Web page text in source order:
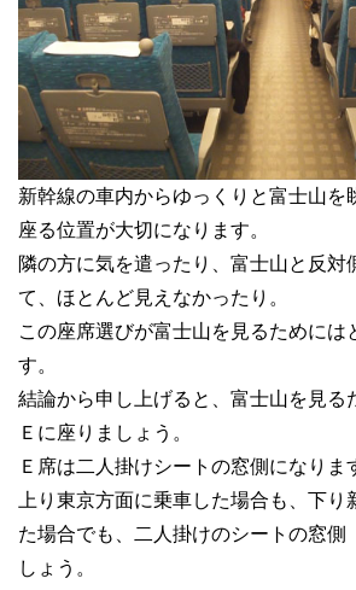
新幹線の車内からゆっくりと富士山を
座る位置が大切になります。
隣の方に気を遣ったり、富士山と反対
て、ほとんど見えなかったり。
この座席選びが富士山を見るためには
す。
結論から申し上げると、富士山を見る
Ｅに座りましょう。
Ｅ席は二人掛けシートの窓側になりま
上り東京方面に乗車した場合も、下り
た場合でも、二人掛けのシートの窓側
しょう。